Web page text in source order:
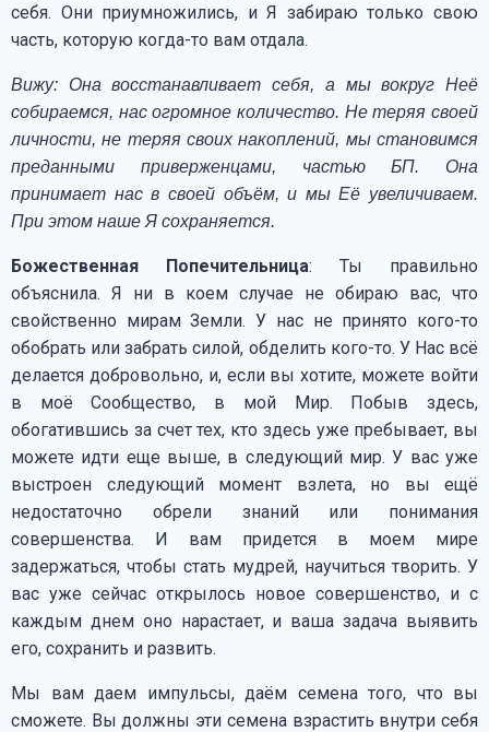
себя. Они приумножились, и Я забираю только свою
часть, которую когда-то вам отдала.
Вижу: Она восстанавливает себя, а мы вокруг Неё
собираемся, нас огромное количество. Не теряя своей
личности, не теряя своих накоплений, мы становимся
преданными приверженцами, частью БП. Она
принимает нас в своей объём, и мы Её увеличиваем.
При этом наше Я сохраняется.
Божественная Попечительница: Ты правильно
объяснила. Я ни в коем случае не обираю вас, что
свойственно мирам Земли. У нас не принято кого-то
обобрать или забрать силой, обделить кого-то. У Нас всё
делается добровольно, и, если вы хотите, можете войти
в моё Сообщество, в мой Мир. Побыв здесь,
обогатившись за счет тех, кто здесь уже пребывает, вы
можете идти еще выше, в следующий мир. У вас уже
выстроен следующий момент взлета, но вы ещё
недостаточно обрели знаний или понимания
совершенства. И вам придется в моем мире
задержаться, чтобы стать мудрей, научиться творить. У
вас уже сейчас открылось новое совершенство, и с
каждым днем оно нарастает, и ваша задача выявить
его, сохранить и развить.
Мы вам даем импульсы, даём семена того, что вы
сможете. Вы должны эти семена взрастить внутри себя